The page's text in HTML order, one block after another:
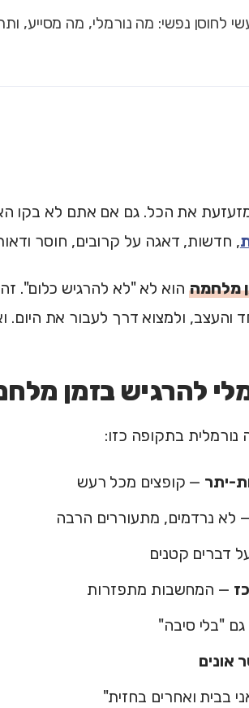
נפשי: מה נורמלי, מה מסייע,
את הכל. גם אם אתם לא בקו
, חדשות, דאגה על קרובים, חוסר
מלחמה הוא לא "לא להרגיש כלום".
ולמצוא דרך לעבור את היום.
להרגיש בזמן
בתקופה כזו:
יתר — קופצים מכל רעש
לא נרדמים, מתעוררים הרבה
דברים קטנים
— המחשבות מתפזרות
"בלי סיבה"
אונים
בבית ואחרים בחזית"